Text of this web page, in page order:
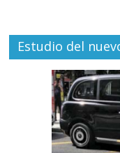
Estudio del